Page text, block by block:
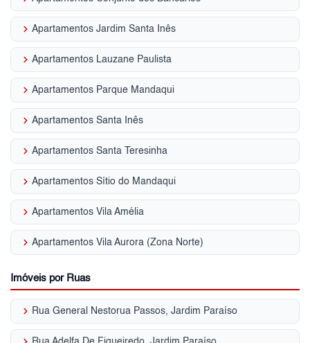
keyboard_arrow_right Apartamentos Jardim Santa Inês
keyboard_arrow_right Apartamentos Lauzane Paulista
keyboard_arrow_right Apartamentos Parque Mandaqui
keyboard_arrow_right Apartamentos Santa Inês
keyboard_arrow_right Apartamentos Santa Teresinha
keyboard_arrow_right Apartamentos Sítio do Mandaqui
keyboard_arrow_right Apartamentos Vila Amélia
keyboard_arrow_right Apartamentos Vila Aurora (Zona Norte)
Imóveis por Ruas
keyboard_arrow_right Rua General Nestorua Passos, Jardim Paraíso